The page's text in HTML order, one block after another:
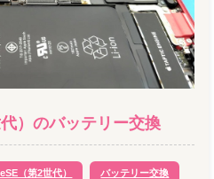
） のバッテリー交換
（第2世代） バッテリー交換